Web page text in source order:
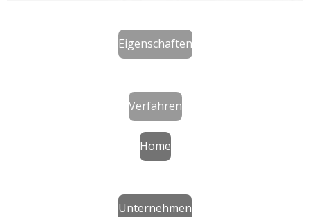
Eigenschaften
Verfahren
Home
Unternehmen